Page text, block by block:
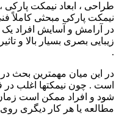
طراحی ، ابعاد نیمکت
نیمکت پارکی مبحثی کاملاً
در آرامش و آسایش افراد یک
زیبایی بصری بسیار بالا و
در این میان مهمترین بحث
است . چون نیمکتها اغلب در
شود و افراد ممکن است
مطالعه یا هر کار دیگری